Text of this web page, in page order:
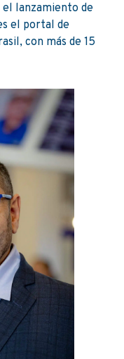
lanzamiento de
el portal de
con más de 15